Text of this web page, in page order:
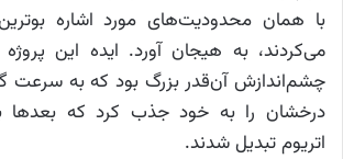
با همان محدودیت‌های مورد اشاره
می‌کردند، به هیجان آورد. ایده این
چشم‌اندازش آن‌قدر بزرگ بود که به سرعت
درخشان را به خود جذب کرد که بعدها
اتریوم تبدیل شدند.